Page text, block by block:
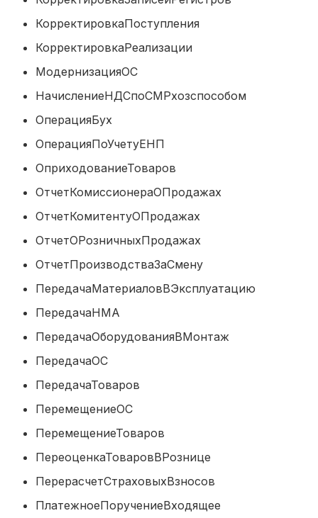
КорректировкаПоступления
КорректировкаРеализации
МодернизацияОС
ОперацияБух
ОперацияПоУчетуЕНП
ОприходованиеТоваров
ОтчетКомиссионераОПродажах
ОтчетКомитентуОПродажах
ОтчетОРозничныхПродажах
ОтчетПроизводстваЗаСмену
ПередачаНМА
ПередачаОборудованияВМонтаж
ПередачаОС
ПередачаТоваров
ПеремещениеОС
ПеремещениеТоваров
ПереоценкаТоваровВРознице
ПерерасчетСтраховыхВзносов
ПлатежноеПоручениеВходящее